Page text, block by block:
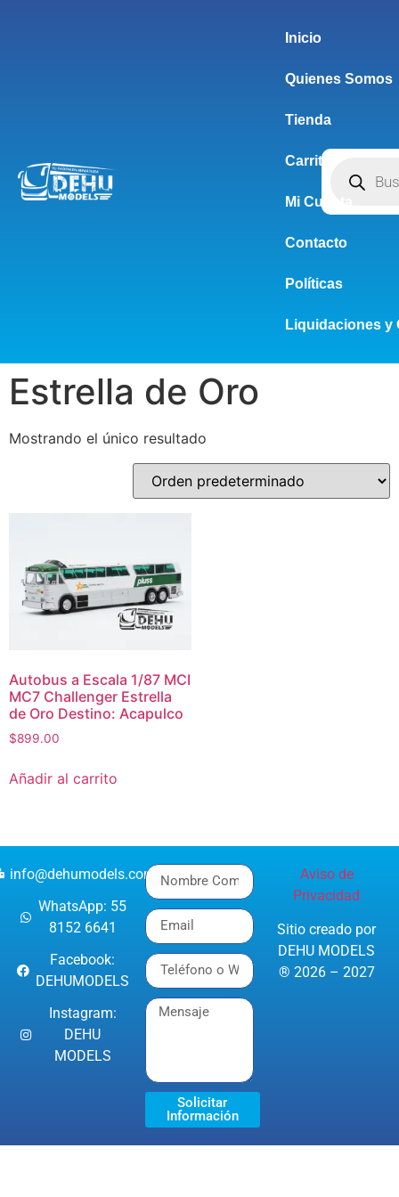
Inicio
Quienes Somos
Tienda
Carrito
Mi Cuenta
Contacto
Políticas
Liquidaciones y
Estrella de Oro
Mostrando el único resultado
Autobus a Escala 1/87 MCI
MC7 Challenger Estrella
de Oro Destino: Acapulco
$899.00
Añadir al carrito
info@dehumodels.com
WhatsApp: 55
8152 6641
Facebook:
DEHUMODELS
Instagram:
DEHU
MODELS
Solicitar
Información
Aviso de
Privacidad
Sitio creado por
DEHU MODELS
® 2026 – 2027